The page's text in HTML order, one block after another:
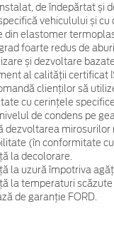
de îndepărtat și
vehiculului și
din elastomer
foarte redus de
și dezvoltare bazate
al calității certificat
clienților să
cu cerințele
de condens pe
dezvoltarea mirosurilor
(în conformitate
la decolorare.
la uzură împotriva
la temperaturi
de garanție FORD.